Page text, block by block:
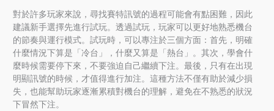
對於許多玩家來說，尋找賽特訊號的過程可能會有點困難，因此
建議新手選擇先進行試玩。透過試玩，玩家可以更好地熟悉機台
的節奏與運行模式。試玩時，可以專注於三個方面：首先，明確
什麼情況下算是「冷台」，什麼又算是「熱台」。其次，學會什
麼時候需要停下來，不要強迫自己繼續下注。最後，只有在出現
明顯訊號的時候，才值得進行加注。這種方法不僅有助於減少損
失，也能幫助玩家逐漸累積對機台的理解，避免在不熟悉的狀況
下冒然下注。